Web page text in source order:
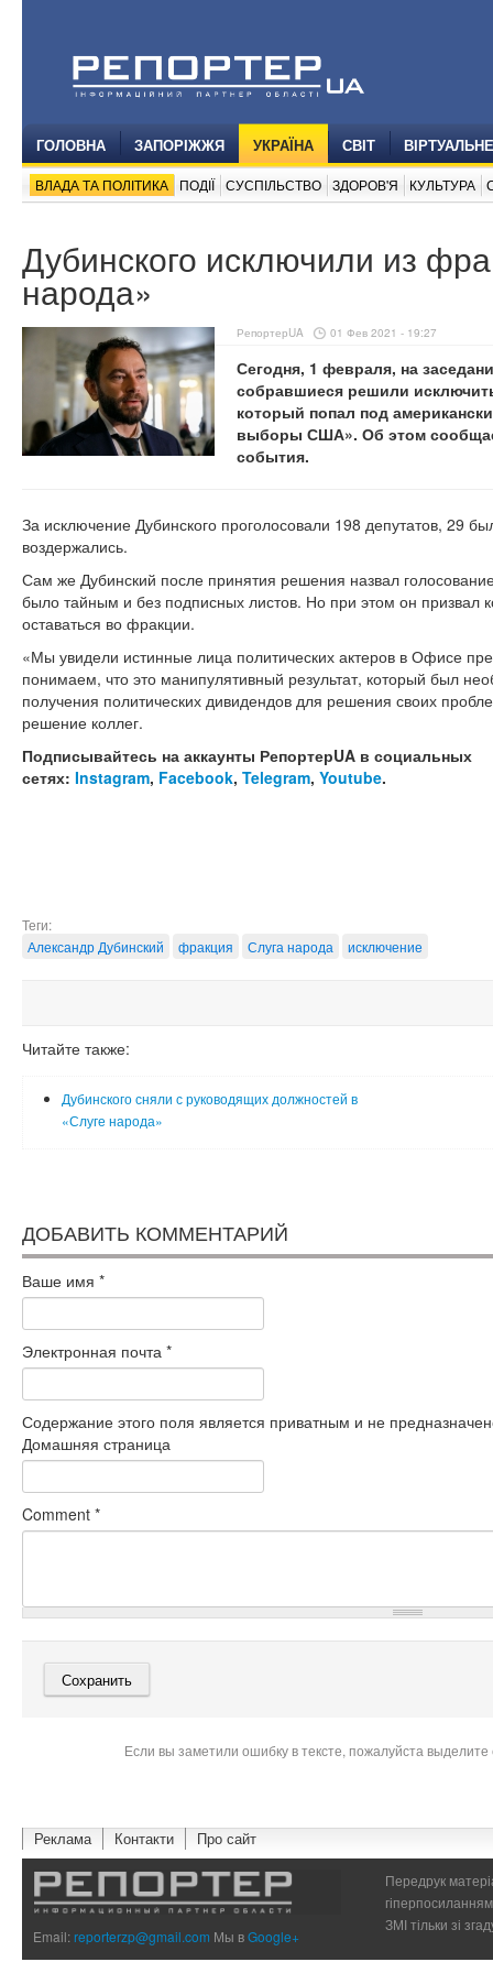
ГОЛОВНА ЗАПОРІЖЖЯ УКРАЇНА СВІТ
ВЛАДА ТА ПОЛІТИКА ПОДІЇ СУСПІЛЬСТВО ЗДОРОВ'Я КУЛЬТУРА
Дубинского исключили из
народа»
РепортерUA 01 Фев 2021 - 19:27
Сегодня, 1 февраля, на
собравшиеся решили
который попал под
выборы США». Об этом
события.
За исключение Дубинского проголосовали 198 депутатов, 29
воздержались.
Сам же Дубинский после принятия решения назвал
было тайным и без подписных листов. Но при этом он призвал
оставаться во фракции.
«Мы увидели истинные лица политических актеров в Офисе
понимаем, что это манипулятивный результат, который был
получения политических дивидендов для решения своих
решение коллег.
Подписывайтесь на аккаунты РепортерUA в социальных
сетях: Instagram, Facebook, Telegram, Youtube.
Теги:
Александр Дубинский
фракция Слуга народа исключение
Читайте также:
Дубинского сняли с руководящих должностей в
«Слуге народа»
ДОБАВИТЬ КОММЕНТАРИЙ
Ваше имя *
Электронная почта *
Содержание этого поля является приватным и не
Домашняя страница
Comment *
Если вы заметили ошибку в тексте, пожалуйста
Реклама Контакти Про сайт
Email:reporterzp@gmail.com Мы вGoogle+
Передрук
ЗМІ тільки зі